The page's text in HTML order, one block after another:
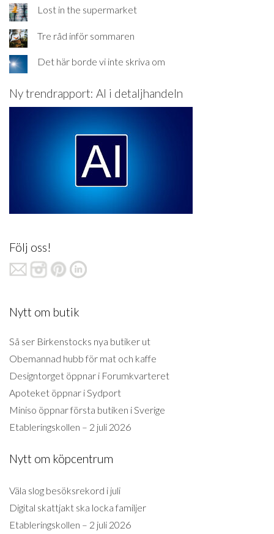
Lost in the supermarket
Tre råd inför sommaren
Det här borde vi inte skriva om
Ny trendrapport: AI i detaljhandeln
Följ oss!
Nytt om butik
Så ser Birkenstocks nya butiker ut
Obemannad hubb för mat och kaffe
Designtorget öppnar i Forumkvarteret
Apoteket öppnar i Sydport
Miniso öppnar första butiken i Sverige
Etableringskollen – 2 juli 2026
Nytt om köpcentrum
Väla slog besöksrekord i juli
Digital skattjakt ska locka familjer
Etableringskollen – 2 juli 2026